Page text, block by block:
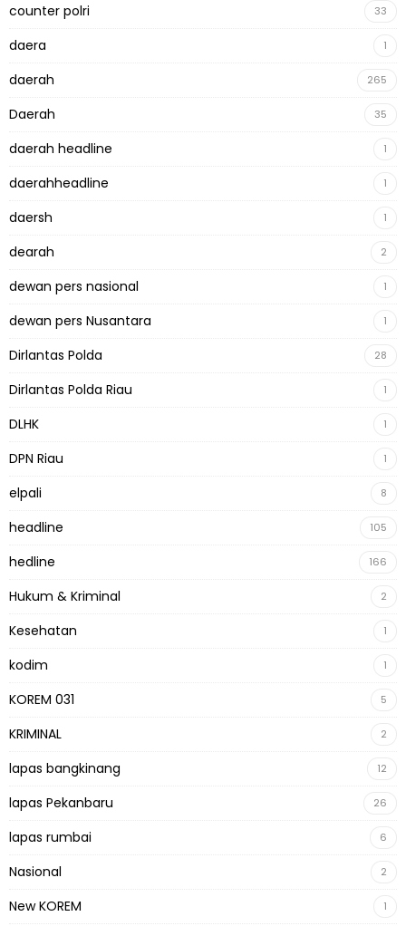
counter polri 33
daera 1
daerah 265
Daerah 35
daerah headline 1
daerahheadline 1
daersh 1
dearah 2
dewan pers nasional 1
dewan pers Nusantara 1
Dirlantas Polda 28
Dirlantas Polda Riau 1
DLHK 1
DPN Riau 1
elpali 8
headline 105
hedline 166
Hukum & Kriminal 2
Kesehatan 1
kodim 1
KOREM 031 5
KRIMINAL 2
lapas bangkinang 12
lapas Pekanbaru 26
lapas rumbai 6
Nasional 2
New KOREM 1